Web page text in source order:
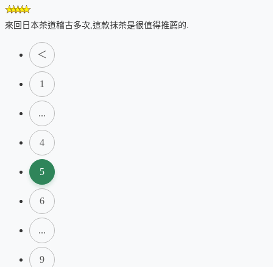
來回日本茶道稽古多次,這款抹茶是很值得推薦的.
＜
1
...
4
5
6
...
9